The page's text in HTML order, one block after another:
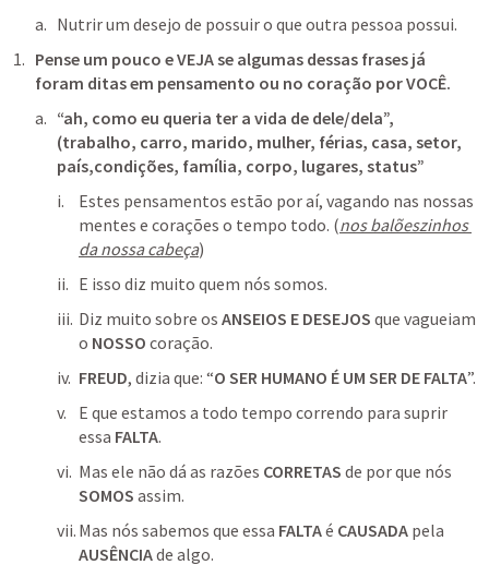
Nutrir um desejo de possuir o que outra pessoa possui.
Pense um pouco e VEJA se algumas dessas frases já
foram ditas em pensamento ou no coração por VOCÊ.
“ah, como eu queria ter a vida de dele/dela”,
(trabalho, carro, marido, mulher, férias, casa, setor,
país,condições, família, corpo, lugares, status”
Estes pensamentos estão por aí, vagando nas nossas
mentes e corações o tempo todo. (nos balõeszinhos
da nossa cabeça)
E isso diz muito quem nós somos.
Diz muito sobre os ANSEIOS E DESEJOS que vagueiam
o NOSSO coração.
FREUD, dizia que: “O SER HUMANO É UM SER DE FALTA”.
E que estamos a todo tempo correndo para suprir
essa FALTA.
Mas ele não dá as razões CORRETAS
SOMOS assim.
Mas nós sabemos que essa FALTA é CAUSADA
AUSÊNCIA de algo.